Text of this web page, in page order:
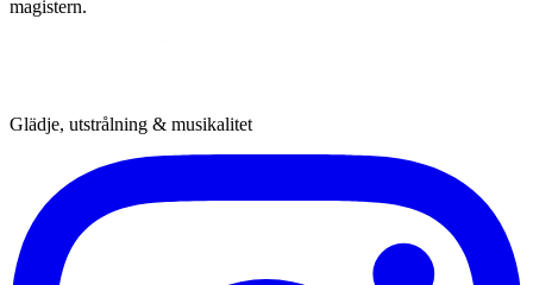
magistern.
Glädje, utstrålning & musikalitet